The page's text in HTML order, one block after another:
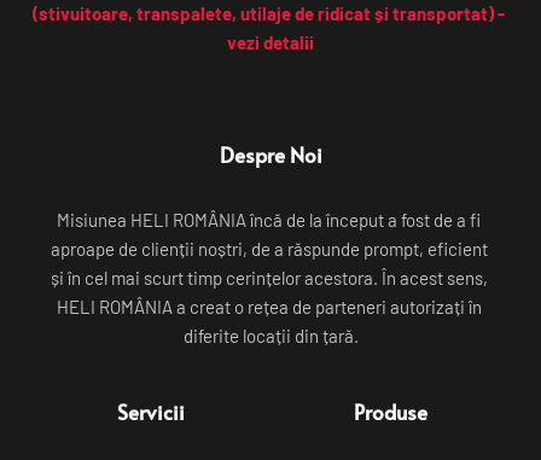
(stivuitoare, transpalete, utilaje de ridicat și transportat) -
vezi detalii
Despre Noi
Misiunea HELI ROMÂNIA încă de la început a fost de a fi
aproape de clienții noștri, de a răspunde prompt, eficient
și în cel mai scurt timp cerințelor acestora. În acest sens,
HELI ROMÂNIA a creat o rețea de parteneri autorizați în
diferite locații din țară.
Servicii Produse